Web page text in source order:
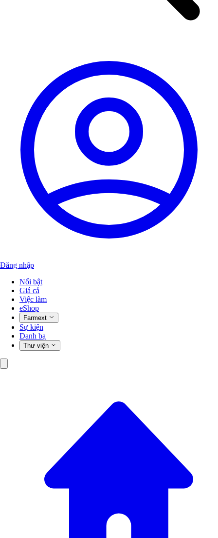
Đăng nhập
Nổi bật
Giá cả
Việc làm
eShop
Farmext
Sự kiện
Danh bạ
Thư viện